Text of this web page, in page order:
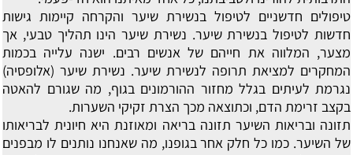
טיפולים חדשניים לטיפול בנשירת שיער והקרחה קיימות גישות
חדשות לטיפול בנשירת שיער. נשירת שיער הינו תהליך טבעי, אך
מצער, המלווה את חייהם של אנשים רבים. ישנה עלייה בכמות
המחקרים למציאת תרופה לנשירת שיער. נשירת שיער (אלופסיה)
נגרמת לעיתים בגלל מחזור ההורמונים בגוף, מה שגורם להאטה
בקצב זרימת הדם, וכתוצאה מכך הצרת זקיקי השערות.
תזונה ובריאות השיער תזונה בריאה ומאוזנת היא חיונית לבריאותו
של השיער. כמו כל חלק אחר בגופנו, מה שאנחנו נותנים לו מבפנים